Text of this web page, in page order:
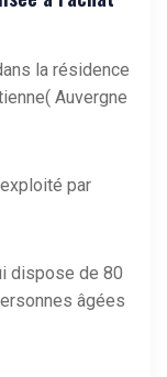
la résidence
Auvergne
par
dispose de 80
âgées